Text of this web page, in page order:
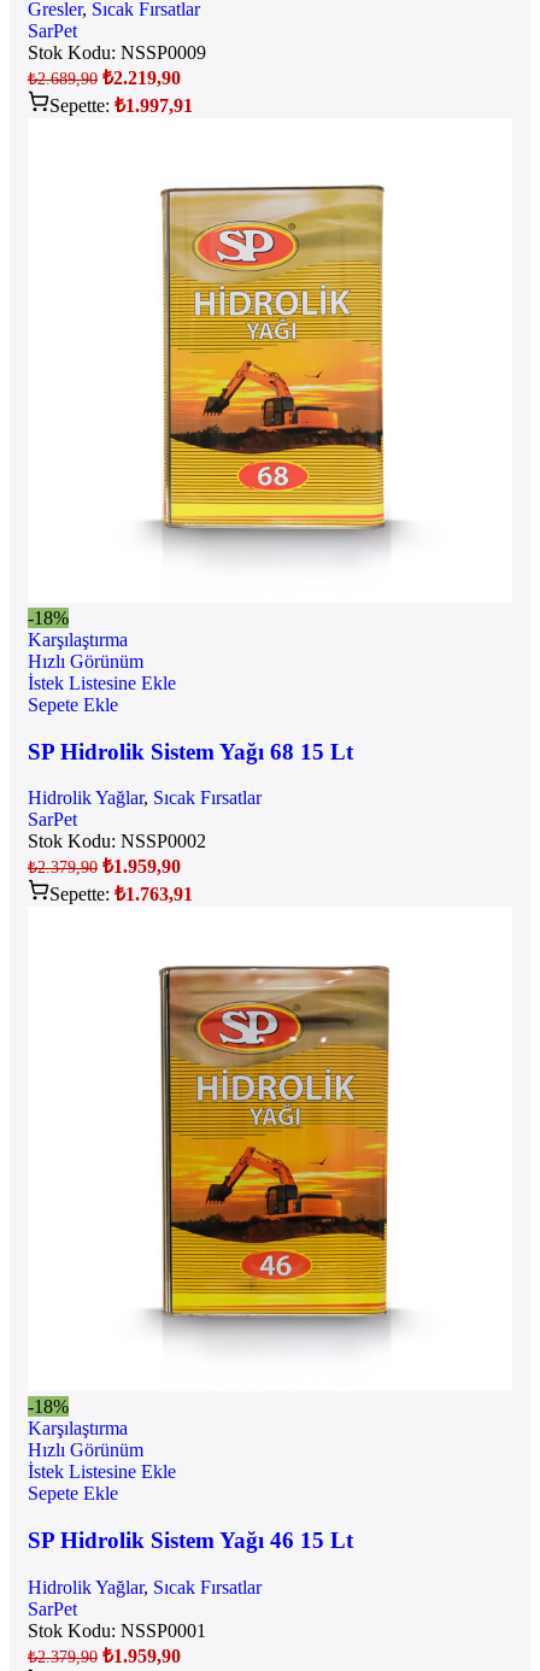
Gresler, Sıcak Fırsatlar
SarPet
Stok Kodu: NSSP0009
₺2.689,90 ₺2.219,90
Sepette: ₺1.997,91
-18%
Karşılaştırma
Hızlı Görünüm
İstek Listesine Ekle
Sepete Ekle
SP Hidrolik Sistem Yağı 68 15 Lt
Hidrolik Yağlar, Sıcak Fırsatlar
SarPet
Stok Kodu: NSSP0002
₺2.379,90 ₺1.959,90
Sepette: ₺1.763,91
-18%
Karşılaştırma
Hızlı Görünüm
İstek Listesine Ekle
Sepete Ekle
SP Hidrolik Sistem Yağı 46 15 Lt
Hidrolik Yağlar, Sıcak Fırsatlar
SarPet
Stok Kodu: NSSP0001
₺2.379,90 ₺1.959,90